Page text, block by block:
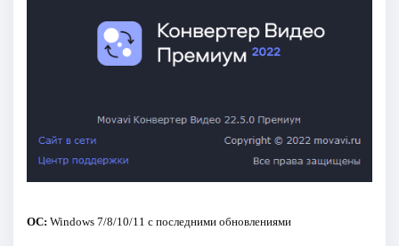
ОС: Windows 7/8/10/11 с последними обновлениями